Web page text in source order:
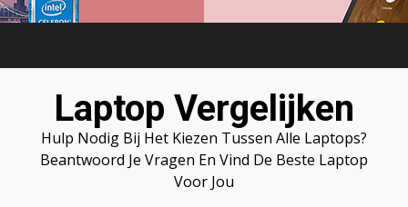
Laptop Vergelijken
Hulp Nodig Bij Het Kiezen Tussen Alle Laptops?
Beantwoord Je Vragen En Vind De Beste Laptop
Voor Jou